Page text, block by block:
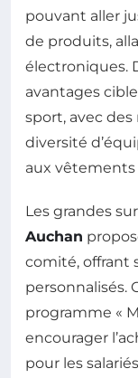
pouvant aller
de produits,
électroniques.
avantages
sport, avec
diversité
aux
Les grandes
Auchan
comité, offrant
personnalisés.
programme «
encourager
pour les